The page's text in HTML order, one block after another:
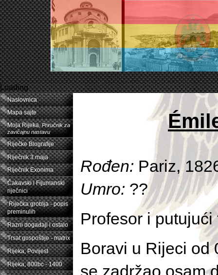
Loading
Naslovnica
Mapa sajte
Moja Rijeka,Priručnik za
zavičajnu nastavu
Riječke Biografije
Riječnik 3.maja
Riječnik Exonima
Čakavski i Fijumanski
riječnici
Riječka groblja - popis
preminulih
Razni događaji i ostalo
Trsat gospoštije - matrix
Rijeka, Povijest
Rijeka, 800bc - 1400
Rođen: Pariz,
Umro: ??
Profesor i
Boravi u Rijeci od
se zadržao osam